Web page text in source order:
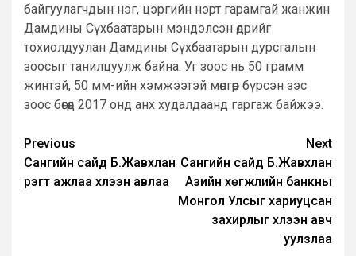
байгуулагчдын нэг, цэргийн нэрт гарамгай жанжин
Дамдины Сүхбаатарын мэндэлсэн өдрийг
тохиолдуулан Дамдины Сүхбаатарын дурсгалын
зоосыг танилцуулж байна. Уг зоос нь 50 грамм
жинтэй, 50 мм-ийн хэмжээтэй мөнгөөр бүрсэн зэс
зоос бөгөөд 2017 онд анх худалдаанд гаргаж байжээ.
Post
navigation
Previous
Сангийн сайд Б.Жавхлан
үүрэгт ажлаа хүлээн авлаа
Next
Сангийн сайд Б.Жавхлан
Азийн хөгжлийн банкны
Монгол Улсыг хариуцсан
захирлыг хүлээн авч
уулзлаа